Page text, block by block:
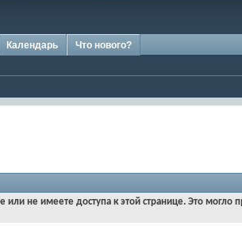
Календарь Что нового?
или не имеете доступа к этой странице. Это могло